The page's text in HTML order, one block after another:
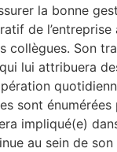
la bonne
de l’entreprise
collègues. Son
lui attribuera
sont énumérées
impliqué(e)
au sein de